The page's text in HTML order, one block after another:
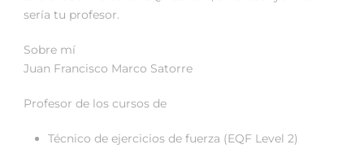
sería tu profesor.
Sobre mí
Juan Francisco Marco Satorre
Profesor de los cursos de
Técnico de ejercicios de fuerza (EQF Level 2)